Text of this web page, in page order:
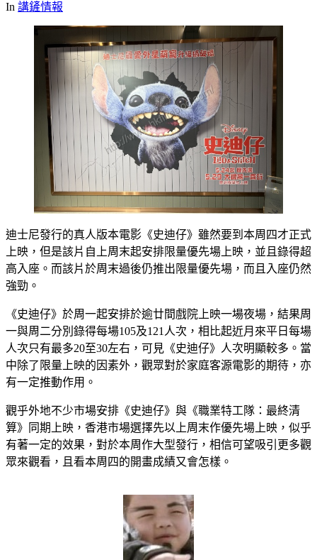
In 講鏟情報
迪士尼發行的真人版本電影《史迪仔》雖然要到本周四才正式
上映，但是該片自上周末起安排限量優先場上映，並且錄得超
高入座。而該片於周末過後仍推出限量優先場，而且入座仍然
強勁。
《史迪仔》於周一起安排於逾廿間戲院上映一場夜場，結果周
一與周二分別錄得每場105及121人次，相比起近月來平日每場
人次只有最多20至30左右，可見《史迪仔》人次明顯較多。當
中除了限量上映的因素外，觀眾對於家庭客源電影的期待，亦
有一定推動作用。
觀乎外地不少市場安排《史迪仔》與《職業特工隊：最終清
算》同期上映，香港市場選擇先以上周末作優先場上映，似乎
有著一定的效果，對於本周作大型發行，相信可望吸引更多觀
眾來觀看，且看本周四的開畫成績又會怎樣。